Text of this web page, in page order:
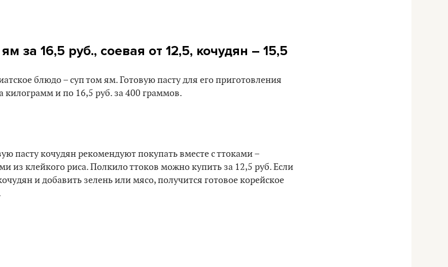
за 16,5 руб., соевая от 12,5, кочудян – 15,5
блюдо – суп том ям. Готовую пасту для его приготовления
килограмм и по 16,5 руб. за 400 граммов.
пасту кочудян рекомендуют покупать вместе с ттоками –
из клейкого риса. Полкило ттоков можно купить за 12,5 руб. Если
и добавить зелень или мясо, получится готовое корейское